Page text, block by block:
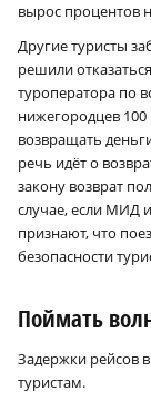
вырос процентов
Другие туристы
решили
туроператора по
нижегородцев
возвращать
речь идёт о
закону возврат
случае, если МИД
признают, что
безопасности
Поймать
Задержки рейсов
туристам.